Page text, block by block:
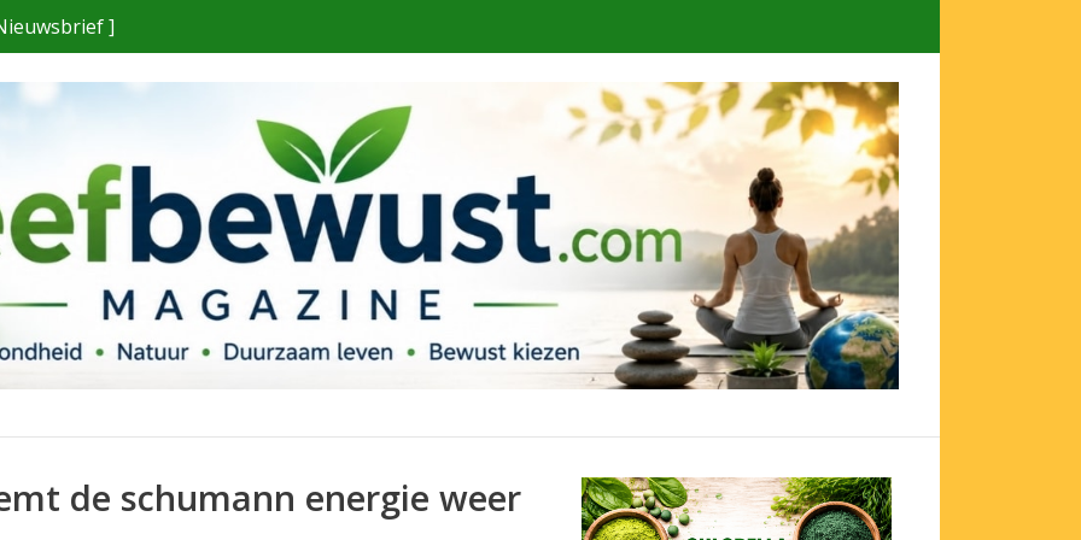
]
de schumann energie weer